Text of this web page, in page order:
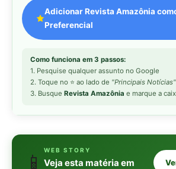
MAIS LIDAS DA SEMANA
1
Peixe-lua emerge
superfície oceânica
aves marinhas
acumulados em sua
arremessa serpentes
campos